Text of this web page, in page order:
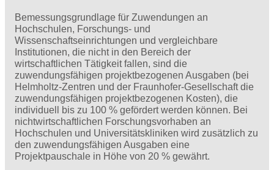
Bemessungsgrundlage für Zuwendungen an
Hochschulen, Forschungs- und
Wissenschaftseinrichtungen und vergleichbare
Institutionen, die nicht in den Bereich der
wirtschaftlichen Tätigkeit fallen, sind die
zuwendungsfähigen projektbezogenen Ausgaben (bei
Helmholtz-Zentren und der Fraunhofer-Gesellschaft die
zuwendungsfähigen projektbezogenen Kosten), die
individuell bis zu 100 % gefördert werden können. Bei
nichtwirtschaftlichen Forschungsvorhaben an
Hochschulen und Universitätskliniken wird zusätzlich zu
den zuwendungsfähigen Ausgaben eine
Projektpauschale in Höhe von 20 % gewährt.